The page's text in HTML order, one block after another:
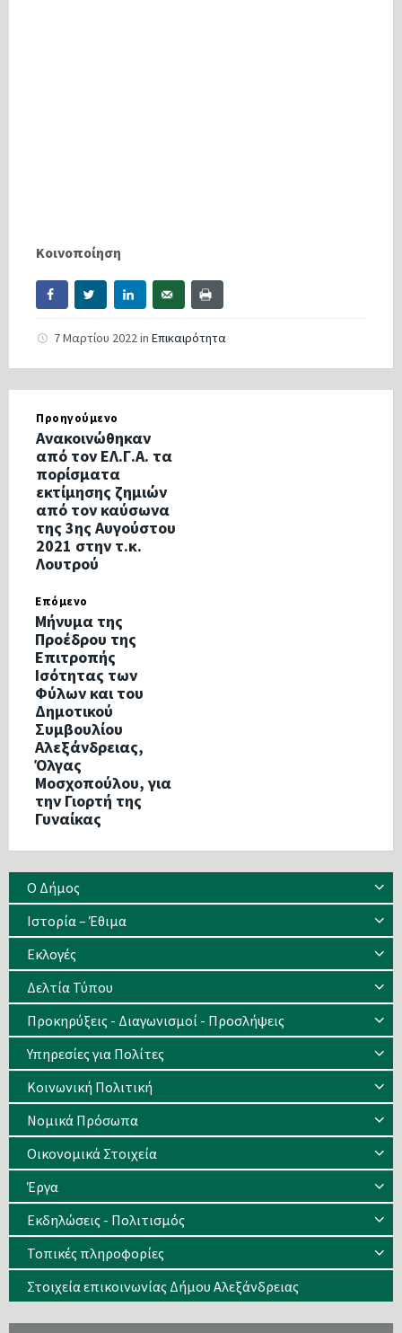
Κοινοποίηση
7 Μαρτίου 2022in Επικαιρότητα
Προηγούμενο
Ανακοινώθηκαν
από τον ΕΛ.Γ.Α. τα
πορίσματα
εκτίμησης ζημιών
από τον καύσωνα
της 3ης Αυγούστου
2021 στην τ.κ.
Λουτρού
Επόμενο
Μήνυμα της
Προέδρου της
Επιτροπής
Ισότητας των
Φύλων και του
Δημοτικού
Συμβουλίου
Αλεξάνδρειας,
Όλγας
Μοσχοπούλου, για
την Γιορτή της
Γυναίκας
Ο Δήμος
Ιστορία – Έθιμα
Eκλογές
Δελτία Τύπου
Προκηρύξεις - Διαγωνισμοί - Προσλήψεις
Υπηρεσίες για Πολίτες
Κοινωνική Πολιτική
Νομικά Πρόσωπα
Οικονομικά Στοιχεία
Έργα
Εκδηλώσεις - Πολιτισμός
Τοπικές πληροφορίες
Στοιχεία επικοινωνίας Δήμου Αλεξάνδρειας